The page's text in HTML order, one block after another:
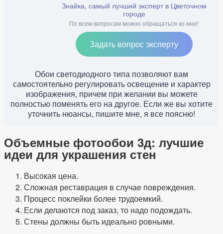
Знайка, самый лучший эксперт в Цветочном
городе
По всем вопросам можно обращаться ко мне!
Задать вопрос эксперту
Обои светодиодного типа позволяют вам
самостоятельно регулировать освещение и характер
изображения, причем при желании вы можете
полностью поменять его на другое. Если же вы хотите
уточнить нюансы, пишите мне, я все поясню!
Объемные фотообои 3д: лучшие
идеи для украшения стен
Высокая цена.
Сложная реставрация в случае повреждения.
Процесс поклейки более трудоемкий.
Если делаются под заказ, то надо подождать.
Стены должны быть идеально ровными.